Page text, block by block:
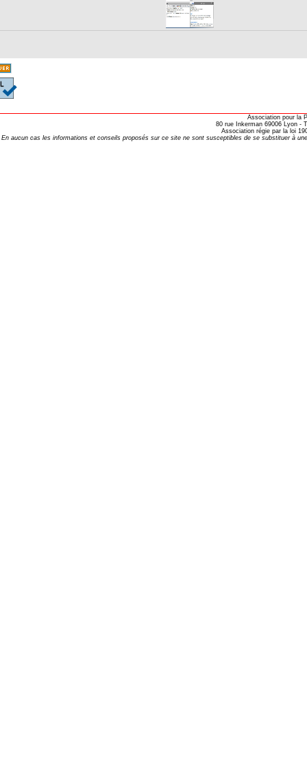
Association pour la
80 rue Inkerman 69006 Lyon -
Association régie par la loi
En aucun cas les informations et conseils proposés sur ce site ne sont susceptibles de se substituer à